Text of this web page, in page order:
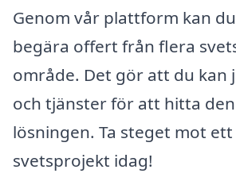
Genom vår plattform kan
begära offert från flera
område. Det gör att du kan
och tjänster för att hitta
lösningen. Ta steget mot
svetsprojekt idag!